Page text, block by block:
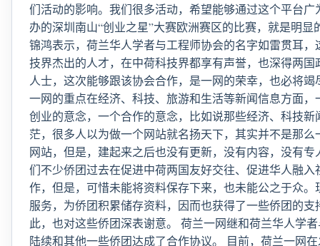
们活动的影响。我们很多活动，希望能够通过这个平台
办的深圳南山“创业之星”大赛欧洲赛区的比赛，就是明
锦鸿表示，荷兰华人学者与工程师协会的名字如雷贯耳
技界杰出的人才，在中荷科技界都享有声誉，也深得两
人士，这次能够跟该协会合作，是一网的荣幸，也必将
一网的重点在经济、科技、旅游和生活等新闻信息方面
创业的意念，一个合作的意念，比如说那些经济、科技
茫，很多人以为做一个网站就名扬天下，其实并不是那
网站，但是，建起来之后也没有更新，没有内容，没有
们不少侨团过去在促进中荷两国友好交往、促进华人融
作，但是，可惜未能将资料保存下来，也未能公之于众
服务，为侨团积累储存资料，因而也获得了一些侨团的
此，也对这些侨团深表谢意。 荷兰一网继和荷兰华人学
陆续和其他一些侨团达成了合作协议。 目前，荷兰一网